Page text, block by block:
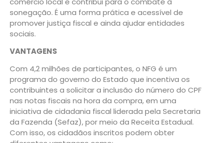
sonegação. É uma forma prática e acessível de
promover justiça fiscal e ainda ajudar entidades
sociais.
VANTAGENS
Com 4,2 milhões de participantes, o NFG é um
programa do governo do Estado que incentiva os
contribuintes a solicitar a inclusão do número do CPF
nas notas fiscais na hora da compra, em uma
iniciativa de cidadania fiscal liderada pela Secretaria
da Fazenda (Sefaz), por meio da Receita Estadual.
Com isso, os cidadãos inscritos podem obter